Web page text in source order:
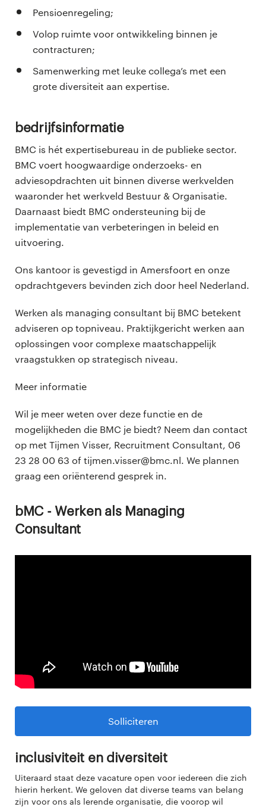
Pensioenregeling;
Volop ruimte voor ontwikkeling binnen je
contracturen;
Samenwerking met leuke collega’s met een
grote diversiteit aan expertise.
Bedrijfsinformatie
BMC is hét expertisebureau in de publieke sector.
BMC voert hoogwaardige onderzoeks- en
adviesopdrachten uit binnen diverse werkvelden
waaronder het werkveld Bestuur & Organisatie.
Daarnaast biedt BMC ondersteuning bij de
implementatie van verbeteringen in beleid en
uitvoering.
Ons kantoor is gevestigd in Amersfoort en onze
opdrachtgevers bevinden zich door heel Nederland.
Werken als managing consultant bij BMC betekent
adviseren op topniveau. Praktijkgericht werken aan
oplossingen voor complexe maatschappelijk
vraagstukken op strategisch niveau.
Meer informatie
Wil je meer weten over deze functie en de
mogelijkheden die BMC je biedt? Neem dan contact
op met Tijmen Visser, Recruitment Consultant, 06
23 28 00 63 of tijmen.visser@bmc.nl. We plannen
graag een oriënterend gesprek in.
BMC - Werken als Managing
Consultant
Solliciteren
Inclusiviteit en diversiteit
Uiteraard staat deze vacature open voor iedereen die zich
hierin herkent. We geloven dat diverse teams van belang
zijn voor ons als lerende organisatie, die voorop wil